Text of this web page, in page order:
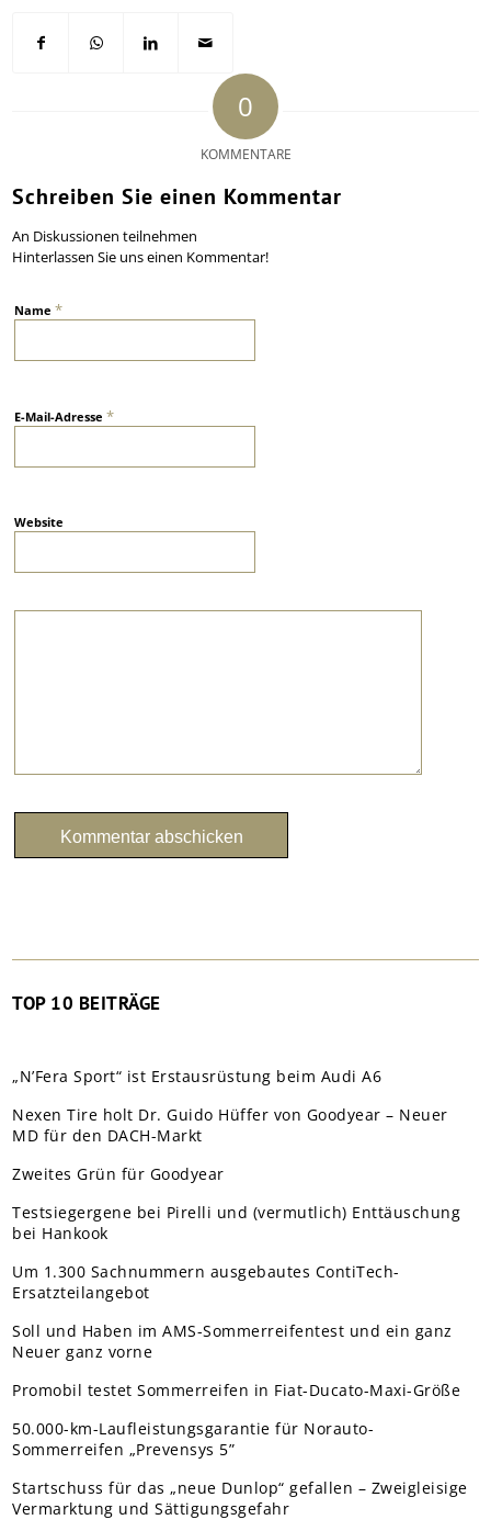
0
KOMMENTARE
Schreiben Sie einen Kommentar
An Diskussionen teilnehmen
Hinterlassen Sie uns einen Kommentar!
Name*
E-Mail-Adresse*
Website
TOP 10 BEITRÄGE
„N’Fera Sport“ ist Erstausrüstung beim Audi A6
Nexen Tire holt Dr. Guido Hüffer von Goodyear – Neuer
MD für den DACH-Markt
Zweites Grün für Goodyear
Testsiegergene bei Pirelli und (vermutlich) Enttäuschung
bei Hankook
Um 1.300 Sachnummern ausgebautes ContiTech-
Ersatzteilangebot
Soll und Haben im AMS-Sommerreifentest und ein ganz
Neuer ganz vorne
Promobil testet Sommerreifen in Fiat-Ducato-Maxi-Größe
50.000-km-Laufleistungsgarantie für Norauto-
Sommerreifen „Prevensys 5”
Startschuss für das „neue Dunlop“ gefallen – Zweigleisige
Vermarktung und Sättigungsgefahr